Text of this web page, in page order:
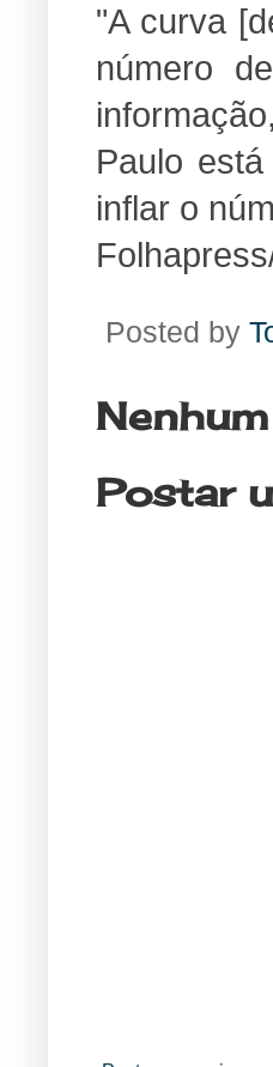
"A curva
número
Paulo
inflar o
Posted by
Postar